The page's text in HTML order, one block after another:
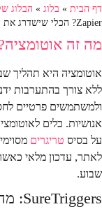
דף הבית » בלוג » הבלוג
Zapier? הכלי שישדרג את האוטומציות שלכם!
מה זה
אוטומציה היא תהליך
ללא צורך בהתערבות
ולמשתמשים פרטיים
אנושיות. כלים
על בסיס טריגרים
לאתר, עדכון מלאי
שבוע.
SureTriggers: מהפכה באוטומציה של תהליכי עבודה